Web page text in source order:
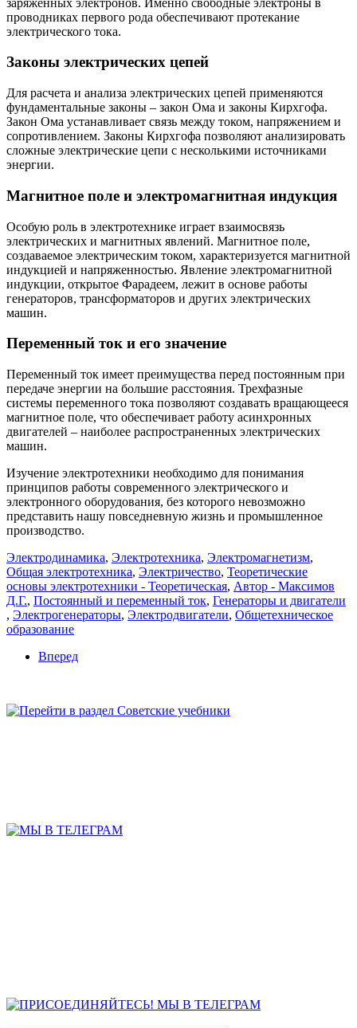
проводниках первого рода обеспечивают протекание
электрического тока.
Законы электрических цепей
Для расчета и анализа электрических цепей применяются
фундаментальные законы – закон Ома и законы Кирхгофа.
Закон Ома устанавливает связь между током, напряжением и
сопротивлением. Законы Кирхгофа позволяют анализировать
сложные электрические цепи с несколькими источниками
энергии.
Магнитное поле и электромагнитная индукция
Особую роль в электротехнике играет взаимосвязь
электрических и магнитных явлений. Магнитное поле,
создаваемое электрическим током, характеризуется магнитной
индукцией и напряженностью. Явление электромагнитной
индукции, открытое Фарадеем, лежит в основе работы
генераторов, трансформаторов и других электрических
машин.
Переменный ток и его значение
Переменный ток имеет преимущества перед постоянным при
передаче энергии на большие расстояния. Трехфазные
системы переменного тока позволяют создавать вращающееся
магнитное поле, что обеспечивает работу асинхронных
двигателей – наиболее распространенных электрических
машин.
Изучение электротехники необходимо для понимания
принципов работы современного электрического и
электронного оборудования, без которого невозможно
представить нашу повседневную жизнь и промышленное
производство.
Электродинамика, Электротехника, Электромагнетизм,
Общая электротехника, Электричество, Теоретические
основы электротехники - Теоретическая, Автор - Максимов
Д.Г., Постоянный и переменный ток, Генераторы и двигатели
, Электрогенераторы, Электродвигатели, Общетехническое
образование
Вперед